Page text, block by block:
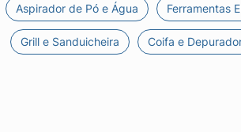
Aspirador de Pó e Água Ferramentas
Grill e Sanduicheira Coifa e